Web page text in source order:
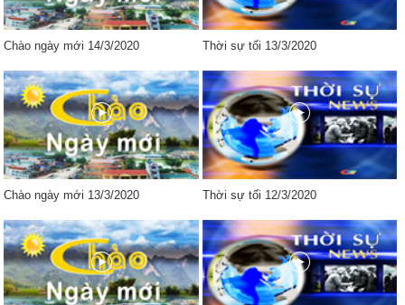
Chào ngày mới 14/3/2020 Thời sự tối 13/3/2020
Chào ngày mới 13/3/2020 Thời sự tối 12/3/2020